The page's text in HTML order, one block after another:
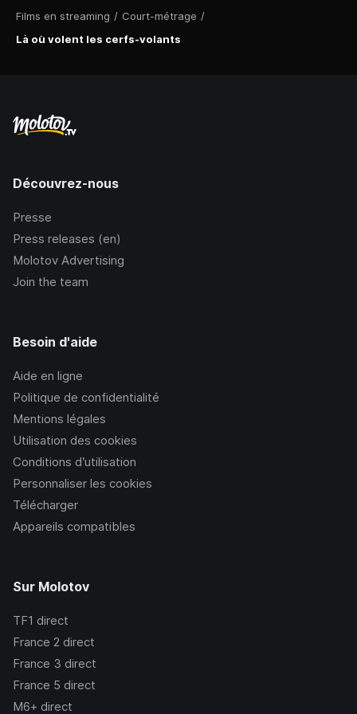
Films en streaming / Court-métrage /
Là où volent les cerfs-volants
Découvrez-nous
Presse
Press releases (en)
Molotov Advertising
Join the team
Besoin d'aide
Aide en ligne
Politique de confidentialité
Mentions légales
Utilisation des cookies
Conditions d’utilisation
Personnaliser les cookies
Télécharger
Appareils compatibles
Sur Molotov
TF1 direct
France 2 direct
France 3 direct
France 5 direct
M6+ direct